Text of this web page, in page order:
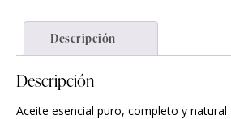
Descripción
Descripción
Aceite esencial puro, completo y natural